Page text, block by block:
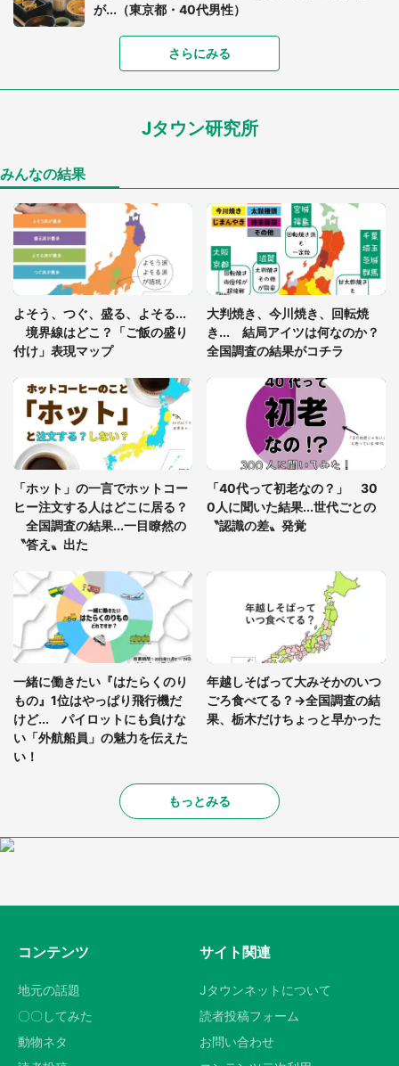
が...（東京都・40代男性）
「可愛いのにホラー」「事件性を感じる」 ふわふ
「孫にあげると思って、あなたにこれをあげる」
「ゾワゾワする」「本当に気持ち悪い」 道端でバ
グっちゃってた〝野生の野菜〟に6.5万人戦慄
「閉所恐怖症の私は新幹線で大パニック。隣席の青
年に『手を繋いで』とお願いしたら...」 体験談に
8万人感動
7万人驚がく 「お菓子売り場ならまだしも...」「ハ
ードル高い」
あまりにも四角すぎる猫、激写される 「これもう
座布団だろ」「食パンの耳」と1.4万人困惑
さらにみる
Jタウン研究所
みんなの結果
よそう、つぐ、盛る、よそる...
境界線はどこ？「ご飯の盛り
付け」表現マップ
大判焼き、今川焼き、回転焼
き... 結局アイツは何なのか？
全国調査の結果がコチラ
「ホット」の一言でホットコー
ヒー注文する人はどこに居る？
全国調査の結果...一目瞭然の
〝答え〟出た
「40代って初老なの？」 30
0人に聞いた結果...世代ごとの
〝認識の差〟発覚
一緒に働きたい『はたらくのり
もの』1位はやっぱり飛行機だ
けど... パイロットにも負けな
い「外航船員」の魅力を伝えた
い！
年越しそばって大みそかのいつ
ごろ食べてる？→全国調査の結
果、栃木だけちょっと早かった
もっとみる
コンテンツ
地元の話題
〇〇してみた
動物ネタ
サイト関連
Jタウンネットについて
読者投稿フォーム
お問い合わせ